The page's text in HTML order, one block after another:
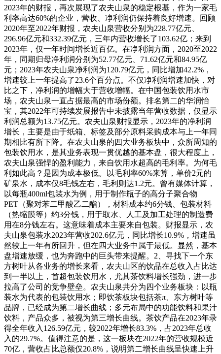
2023年的财报，再次展现了农夫山泉的稳定根基，作为一家毛
利率高达60%的企业，营收、净利润仍保持着良好增速。回顾
2020年至2022年财报，农夫山泉营收分别为228.77亿元、
296.96亿元和332.39亿元，三年内营收增长了103.62亿；来到
2023年，仅一年时间增长近百亿。在净利润方面，2020至2022
年，同期归母净利润分别为52.77亿元、71.62亿元和84.95亿
元；2023年农夫山泉净利润为120.79亿元，同比增加42.2%，
增速较上一年提高了23.6个百分点。不仅净利润增速加快，对
比之下，净利润的增幅大于营收增幅。在中国包装饮用水市
场，农夫山泉一直占据最高的市场份额。排名第二的华润怡
宝，其2022年可持续发展报告中未披露当年营收数据，仅显示
利润总额为13.75亿元。农夫山泉财报显示，2023年的净利润
增长，主要是由于纸箱、标签及部分原料采购成本与上一年同
期相比有所下降。在农夫山泉的四大业务板块中，众所周知的
包装饮用水，是其业务表现一贯优越的基本盘，很大程度上，
农夫山泉强悍的盈利能力，来自饮用水超高的毛利率。为何毛
利如此高？是因为成本极低。以毛利率60%来算，单价2元的
矿泉水，成本仅8毛钱左右，毛利则达1.2元。曾有媒体计算，
以每瓶400ml包装水为例，用于制作瓶子的高分子聚合物
PET（聚对苯二甲酸乙二酯），材料成本约6分钱、包装材料
（热缩膜等）约3分钱，用于取水、人工及加工处理的制造费
用在8分钱左右。这意味着成本主要来自包装。财报显示，农
夫山泉包装水2023年营收202.6亿元，同比增长10.9%，增速虽
然较上一年有所回升，但在四大业务中属于最低。显然，基本
盘增速放缓，也为奔跑中的巨头带来提醒。2、寻找下一个东
方树叶从各业务的增长来看，农夫山区的饮品在总收入占比达
到一半以上，首超包装饮用水，尤其茶饮料增长强劲，进一步
拉高了公司的竞争壁垒。农夫山泉共分为四个业务板块：以瓶
装水为代表的包装饮用水；即饮茶板块包括茶π、东方树叶等
品牌，已经成为第二增长曲线；多元布局中的功能饮料和果汁
饮料，产品众多，被视为第三增长曲线。茶饮产品在2023年录
得全年收入126.59亿元，较2022年增长83.3%，占2023年总收
入的29.7%。值得注意的是，这一板块在2022年的营收规模近
70亿，营收占比总额仅20.8%，说明第二增长曲线呈快速上升